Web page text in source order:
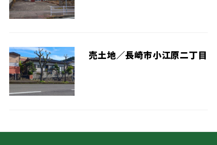
売土地／長崎市小江原二丁目